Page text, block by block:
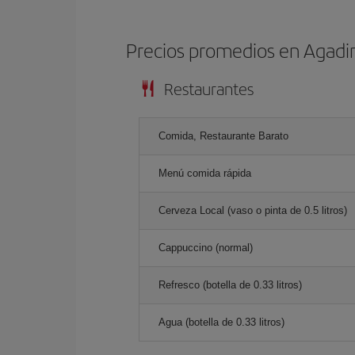
Precios promedios en
Restaurantes
Comida, Restaurante Barato
Menú comida rápida
Cerveza Local (vaso o pinta de 0.5 litros)
Cappuccino (normal)
Refresco (botella de 0.33 litros)
Agua (botella de 0.33 litros)